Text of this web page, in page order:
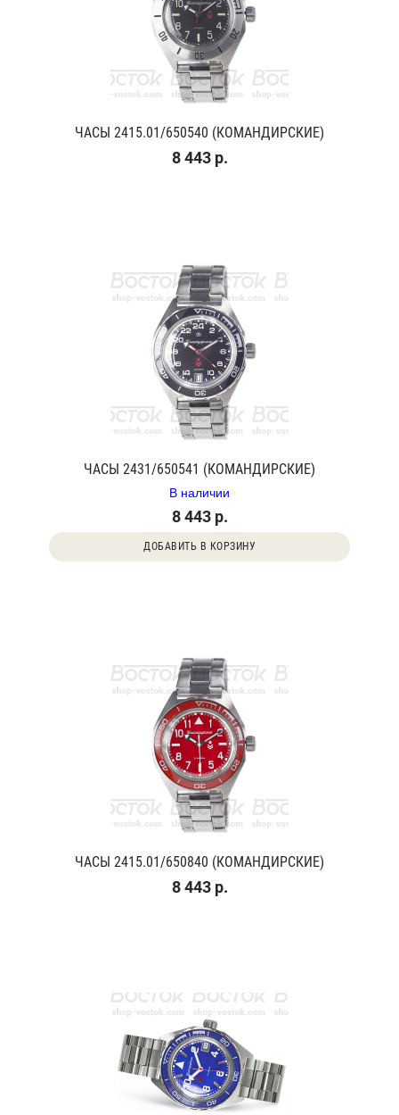
ЧАСЫ 2415.01/650540 (КОМАНДИРСКИЕ)
8 443 р.
ЧАСЫ 2431/650541 (КОМАНДИРСКИЕ)
В наличии
8 443 р.
ДОБАВИТЬ В КОРЗИНУ
ЧАСЫ 2415.01/650840 (КОМАНДИРСКИЕ)
8 443 р.